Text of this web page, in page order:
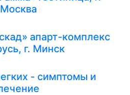
Москва
апарт-комплекс
г. Минск
- симптомы и